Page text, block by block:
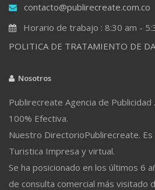
contacto@publirecreate.com.co
Horario de trabajo : 8:30 am -
POLITICA DE TRATAMIENTO DE
Nosotros
Publirecreate Agencia de Publicidad
100% Efectiva.
Nuestro DirectorioPublirecreate. Es
Turistica Impresa y virtual.
Se ha posicionado en los últimos 6
de consulta comercial más visitado